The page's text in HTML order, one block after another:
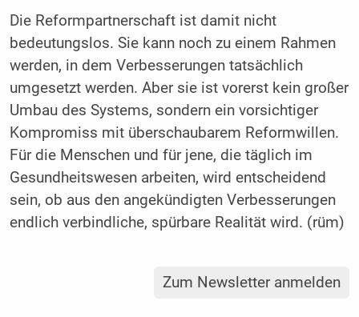
Die Reformpartnerschaft ist damit nicht
bedeutungslos. Sie kann noch zu einem Rahmen
werden, in dem Verbesserungen tatsächlich
umgesetzt werden. Aber sie ist vorerst kein großer
Umbau des Systems, sondern ein vorsichtiger
Kompromiss mit überschaubarem Reformwillen.
Für die Menschen und für jene, die täglich im
Gesundheitswesen arbeiten, wird entscheidend
sein, ob aus den angekündigten Verbesserungen
endlich verbindliche, spürbare Realität wird. (rüm)
Zum Newsletter anmelden